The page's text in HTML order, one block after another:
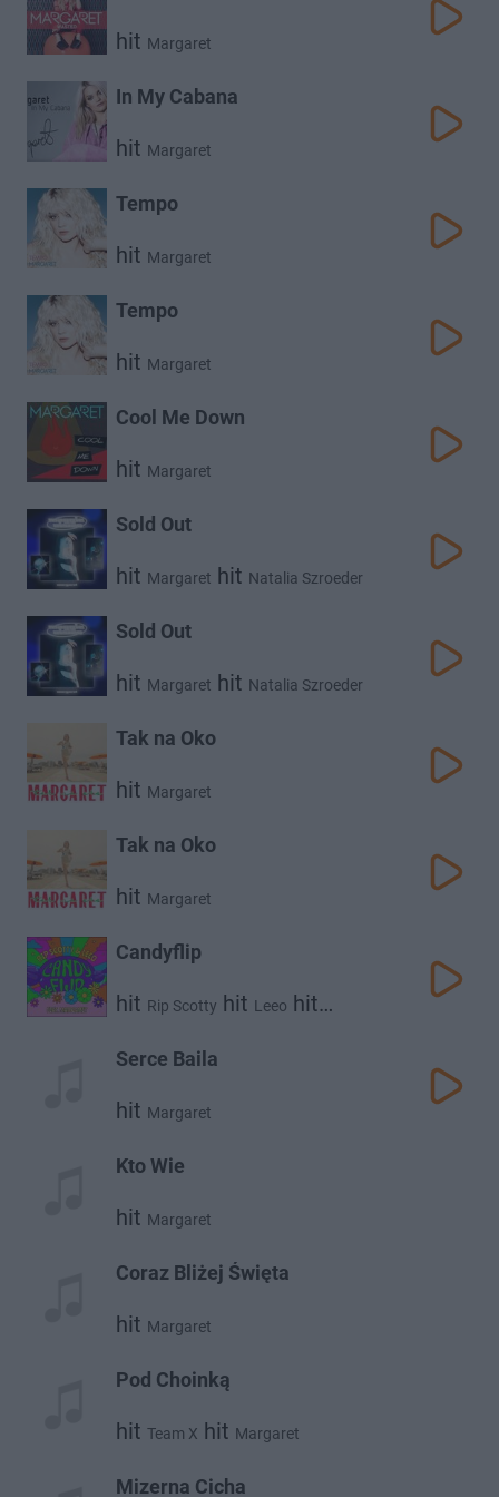
hit Margaret
In My Cabana
hit Margaret
Tempo
hit Margaret
Tempo
hit Margaret
Cool Me Down
hit Margaret
Sold Out
hit Margaret hit Natalia Szroeder
Sold Out
hit Margaret hit Natalia Szroeder
Tak na Oko
hit Margaret
Tak na Oko
hit Margaret
Candyflip
hit Rip Scotty hit Leeo hit
Serce Baila
hit Margaret
Kto Wie
hit Margaret
Coraz Bliżej Święta
hit Margaret
Pod Choinką
hit Team X hit Margaret
Mizerna Cicha